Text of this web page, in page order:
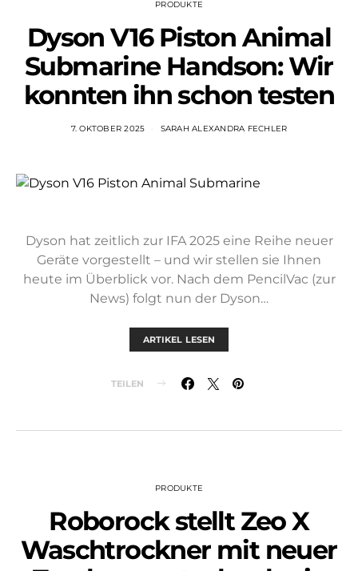
PRODUKTE
Dyson V16 Piston Animal
Submarine Handson: Wir
konnten ihn schon testen
7. OKTOBER 2025 SARAH ALEXANDRA FECHLER
Dyson hat zeitlich zur IFA 2025 eine Reihe neuer
Geräte vorgestellt – und wir stellen sie Ihnen
heute im Überblick vor. Nach dem PencilVac (zur
News) folgt nun der Dyson…
ARTIKEL LESEN
TEILEN
PRODUKTE
Roborock stellt Zeo X
Waschtrockner mit neuer